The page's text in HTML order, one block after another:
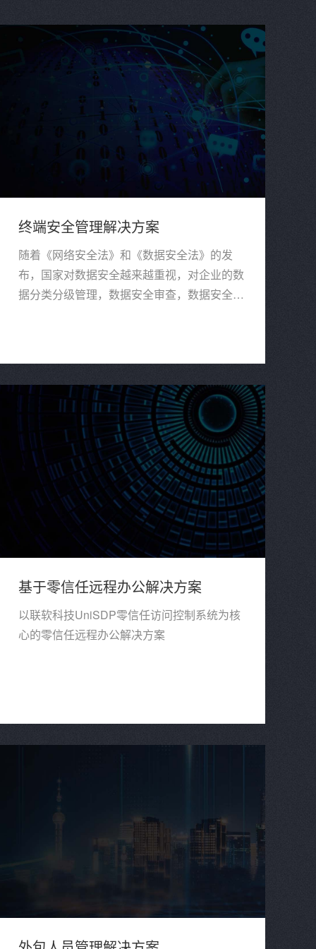
终端安全管理解决方案
随着《网络安全法》和《数据安全法》的发
布，国家对数据安全越来越重视，对企业的数
据分类分级管理，数据安全审查，数据安全风
基于零信任远程办公解决方案
以联软科技UniSDP零信任访问控制系统为核
心的零信任远程办公解决方案